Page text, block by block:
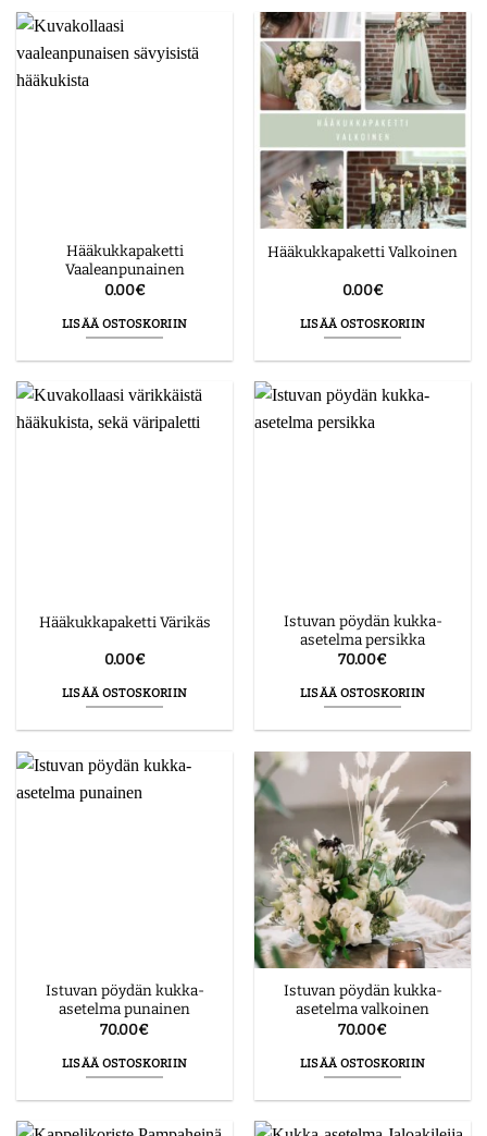
Hääkukkapaketti
Vaaleanpunainen
0.00€
LISÄÄ OSTOSKORIIN
Hääkukkapaketti Valkoinen
0.00€
LISÄÄ OSTOSKORIIN
Hääkukkapaketti Värikäs
0.00€
LISÄÄ OSTOSKORIIN
Istuvan pöydän kukka-
asetelma persikka
70.00€
LISÄÄ OSTOSKORIIN
Istuvan pöydän kukka-
asetelma punainen
70.00€
LISÄÄ OSTOSKORIIN
Istuvan pöydän kukka-
asetelma valkoinen
70.00€
LISÄÄ OSTOSKORIIN